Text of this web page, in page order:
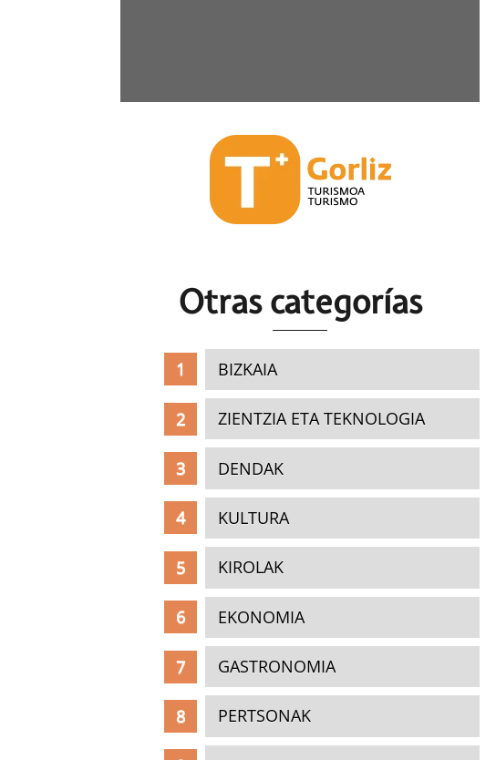
Otras categorías
BIZKAIA
ZIENTZIA ETA TEKNOLOGIA
DENDAK
KULTURA
KIROLAK
EKONOMIA
GASTRONOMIA
PERTSONAK